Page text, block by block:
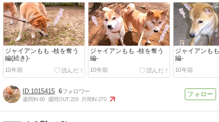
ジャイアンもも -枝を奪う
編(続き)-
10年前
ジャイアンもも -枝を奪う
編-
10年前
ジャイアンも
編-
10年前
1015415 6
週間IN:60 週間OUT:220 月間IN:270